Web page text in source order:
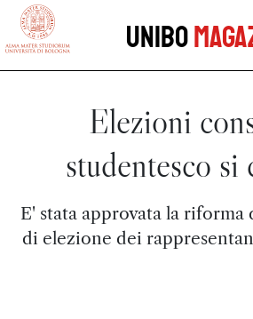
vai al contenuto della pagina
Unibo
Elezioni
studentesco si
E' stata approvata la riforma
di elezione dei